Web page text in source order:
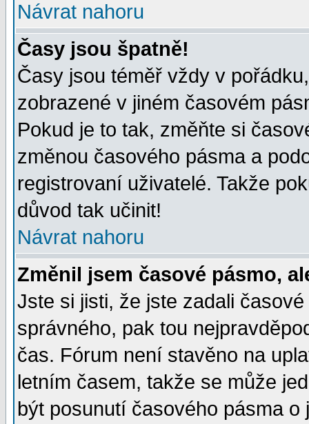
Návrat nahoru
Časy jsou špatně!
Časy jsou téměř vždy v
zobrazené v jiném časovém
Pokud je to tak, změňte si
změnou časového pásma a
registrovaní uživatelé. Takže
důvod tak učinit!
Návrat nahoru
Změnil jsem časové pásmo,
Jste si jisti, že jste zadali
správného, pak tou
čas. Fórum není stavěno na
letním časem, takže se může
být posunutí časového pásma